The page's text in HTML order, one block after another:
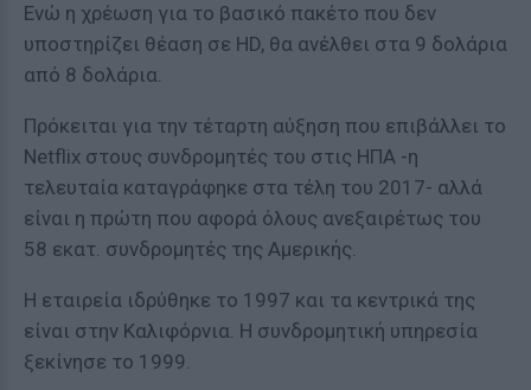
Ενώ η χρέωση για το βασικό πακέτο που δεν
υποστηρίζει θέαση σε HD, θα ανέλθει στα 9 δολάρια
από 8 δολάρια.
Πρόκειται για την τέταρτη αύξηση που επιβάλλει το
Netflix στους συνδρομητές του στις ΗΠΑ -η
τελευταία καταγράφηκε στα τέλη του 2017- αλλά
είναι η πρώτη που αφορά όλους ανεξαιρέτως του
58 εκατ. συνδρομητές της Αμερικής.
Η εταιρεία ιδρύθηκε το 1997 και τα κεντρικά της
είναι στην Καλιφόρνια. Η συνδρομητική υπηρεσία
ξεκίνησε το 1999.